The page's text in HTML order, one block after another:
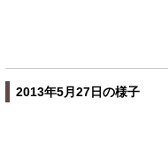
2013年5月27日の様子